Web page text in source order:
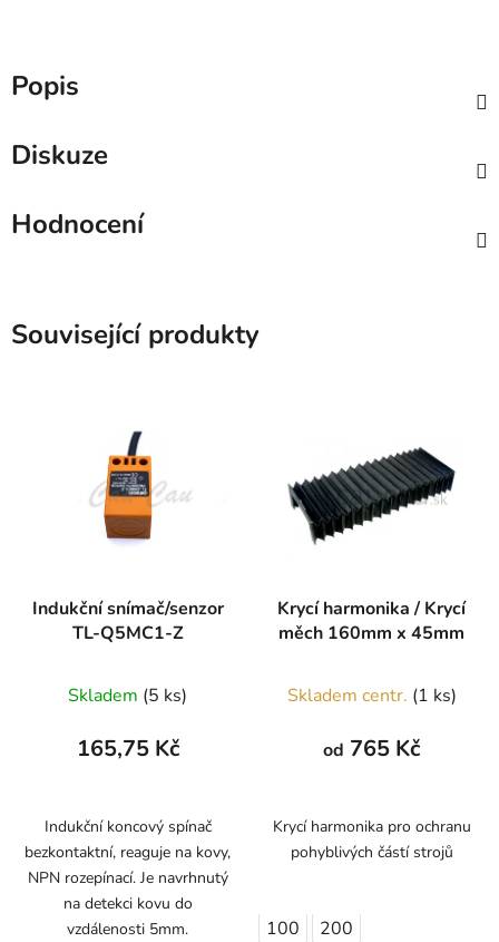
Popis
Diskuze
Hodnocení
Související produkty
Indukční snímač/senzor
TL-Q5MC1-Z
Skladem (5 ks)
165,75 Kč
Indukční koncový spínač
bezkontaktní, reaguje na kovy,
NPN rozepínací. Je navrhnutý
na detekci kovu do
vzdálenosti 5mm.
Krycí harmonika / Krycí
měch 160mm x 45mm
Skladem centr. (1 ks)
od 765 Kč
Krycí harmonika pro ochranu
pohyblivých částí strojů
100 200